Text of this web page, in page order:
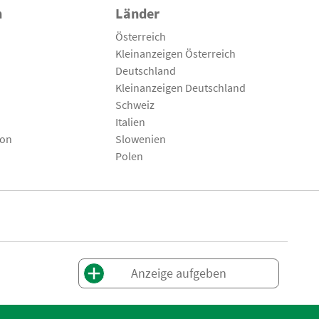
Länder
Österreich
Kleinanzeigen Österreich
Deutschland
Kleinanzeigen Deutschland
Schweiz
Italien
Slowenien
Polen
Anzeige aufgeben